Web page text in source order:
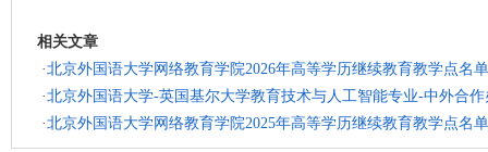
相关文章
·北京外国语大学网络教育学院2026年高等学历继续教育教学点名单
·北京外国语大学-英国基尔大学教育技术与人工智能专业-中外合
·北京外国语大学网络教育学院2025年高等学历继续教育教学点名单